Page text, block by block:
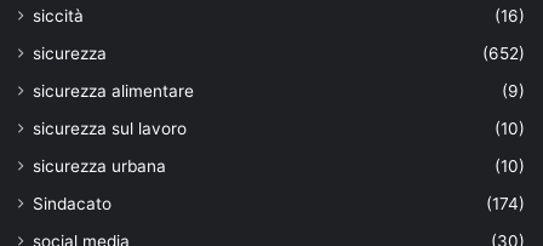
siccità
(16)
sicurezza
(652)
sicurezza alimentare
(9)
sicurezza sul lavoro
(10)
sicurezza urbana
(10)
Sindacato
(174)
social media
(30)